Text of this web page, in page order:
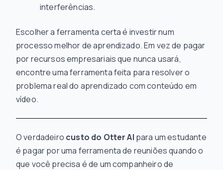
interferências.
Escolher a ferramenta certa é investir num
processo melhor de aprendizado. Em vez de pagar
por recursos empresariais que nunca usará,
encontre uma ferramenta feita para resolver o
problema real do aprendizado com conteúdo em
vídeo.
O verdadeiro custo do Otter AI para um estudante
é pagar por uma ferramenta de reuniões quando o
que você precisa é de um companheiro de